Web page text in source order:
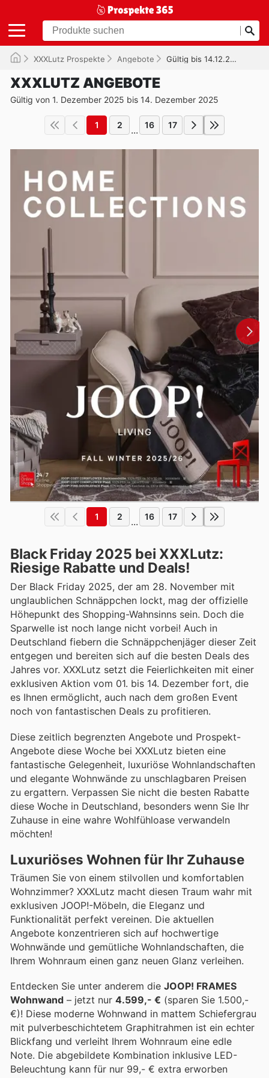
XXXLutz Prospekte Angebote Gültig bis 14.12.2025
XXXLUTZ ANGEBOTE
Gültig von 1. Dezember 2025 bis 14. Dezember 2025
1 2 ... 16 17
1 2 ... 16 17
Black Friday 2025 bei XXXLutz:
Riesige Rabatte und Deals!
Der Black Friday 2025, der am 28. November mit
unglaublichen Schnäppchen lockt, mag der offizielle
Höhepunkt des Shopping-Wahnsinns sein. Doch die
Sparwelle ist noch lange nicht vorbei! Auch in
Deutschland fiebern die Schnäppchenjäger dieser Zeit
entgegen und bereiten sich auf die besten Deals des
Jahres vor. XXXLutz setzt die Feierlichkeiten mit einer
exklusiven Aktion vom 01. bis 14. Dezember fort, die
es Ihnen ermöglicht, auch nach dem großen Event
noch von fantastischen Deals zu profitieren.
Diese zeitlich begrenzten Angebote und Prospekt-
Angebote diese Woche bei XXXLutz bieten eine
fantastische Gelegenheit, luxuriöse Wohnlandschaften
und elegante Wohnwände zu unschlagbaren Preisen
zu ergattern. Verpassen Sie nicht die besten Rabatte
diese Woche in Deutschland, besonders wenn Sie Ihr
Zuhause in eine wahre Wohlfühloase verwandeln
möchten!
Luxuriöses Wohnen für Ihr Zuhause
Träumen Sie von einem stilvollen und komfortablen
Wohnzimmer? XXXLutz macht diesen Traum wahr mit
exklusiven JOOP!-Möbeln, die Eleganz und
Funktionalität perfekt vereinen. Die aktuellen
Angebote konzentrieren sich auf hochwertige
Wohnwände und gemütliche Wohnlandschaften, die
Ihrem Wohnraum einen ganz neuen Glanz verleihen.
Entdecken Sie unter anderem die JOOP! FRAMES
Wohnwand – jetzt nur 4.599,- € (sparen Sie 1.500,-
€)! Diese moderne Wohnwand in mattem Schiefergrau
mit pulverbeschichtetem Graphitrahmen ist ein echter
Blickfang und verleiht Ihrem Wohnraum eine edle
Note. Die abgebildete Kombination inklusive LED-
Beleuchtung kann für nur 99,- € extra erworben